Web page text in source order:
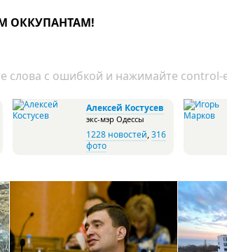
ОККУПАНТАМ!
слова с ошибкой и нажимайте control-
Алексей Костусев
экс-мэр Одессы
1228 новостей,316
фото